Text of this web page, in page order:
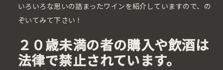
いろいろな思いの詰まったワインを紹介していますので、の
ぞいてみて下さい！
２０歳未満の者の購入や飲酒は
法律で禁止されています。